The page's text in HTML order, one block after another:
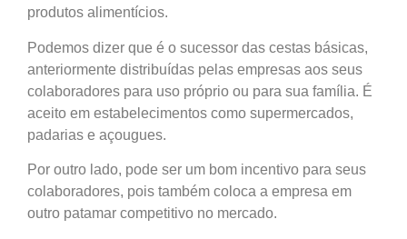
produtos alimentícios.
Podemos dizer que é o sucessor das cestas básicas,
anteriormente distribuídas pelas empresas aos seus
colaboradores para uso próprio ou para sua família. É
aceito em estabelecimentos como supermercados,
padarias e açougues.
Por outro lado, pode ser um bom incentivo para seus
colaboradores, pois também coloca a empresa em
outro patamar competitivo no mercado.